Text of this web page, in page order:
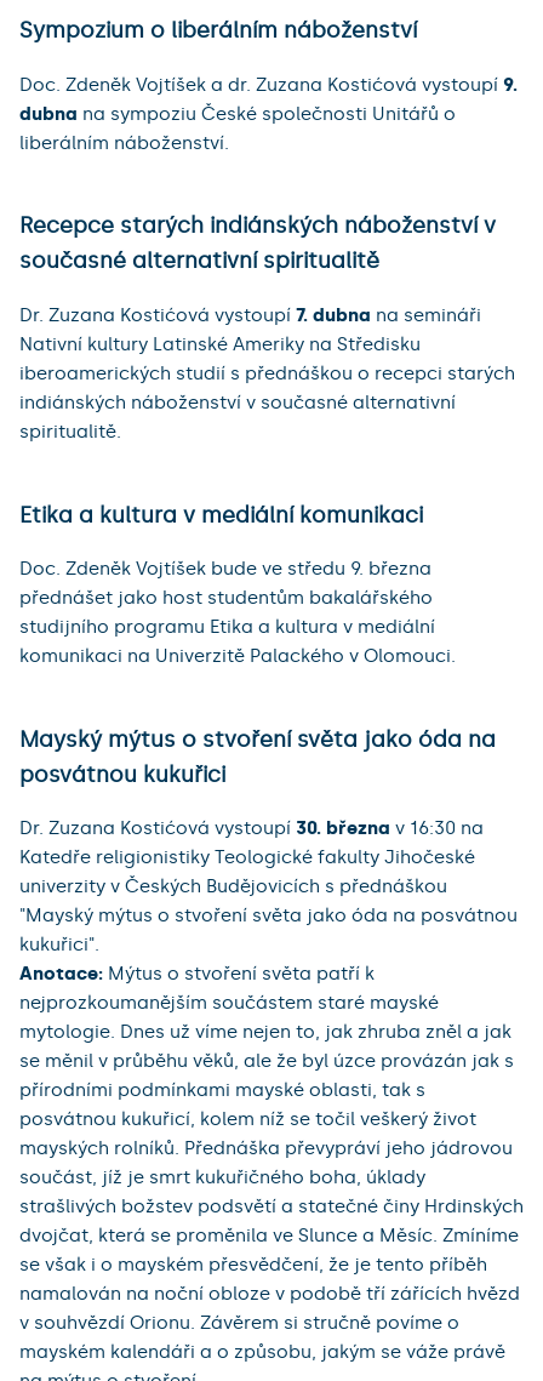
Sympozium o liberálním náboženství
Doc. Zdeněk Vojtíšek a dr. Zuzana Kostićová vystoupí 9.
dubna na sympoziu České společnosti Unitářů o
liberálním náboženství.
Recepce starých indiánských náboženství v
současné alternativní spiritualitě
Dr. Zuzana Kostićová vystoupí 7. dubna na semináři
Nativní kultury Latinské Ameriky na Středisku
iberoamerických studií s přednáškou o recepci starých
indiánských náboženství v současné alternativní
spiritualitě.
Etika a kultura v mediální komunikaci
Doc. Zdeněk Vojtíšek bude ve středu 9. března
přednášet jako host studentům bakalářského
studijního programu Etika a kultura v mediální
komunikaci na Univerzitě Palackého v Olomouci.
Mayský mýtus o stvoření světa jako óda na
posvátnou kukuřici
Dr. Zuzana Kostićová vystoupí 30. března v 16:30 na
Katedře religionistiky Teologické fakulty Jihočeské
univerzity v Českých Budějovicích s přednáškou
"Mayský mýtus o stvoření světa jako óda na posvátnou
kukuřici".
Anotace: Mýtus o stvoření světa patří k
nejprozkoumanějším součástem staré mayské
mytologie. Dnes už víme nejen to, jak zhruba zněl a jak
se měnil v průběhu věků, ale že byl úzce provázán jak s
přírodními podmínkami mayské oblasti, tak s
posvátnou kukuřicí, kolem níž se točil veškerý život
mayských rolníků. Přednáška převypráví jeho jádrovou
součást, jíž je smrt kukuřičného boha, úklady
strašlivých božstev podsvětí a statečné činy Hrdinských
dvojčat, která se proměnila ve Slunce a Měsíc. Zmíníme
se však i o mayském přesvědčení, že je tento příběh
namalován na noční obloze v podobě tří zářících hvězd
v souhvězdí Orionu. Závěrem si stručně povíme o
mayském kalendáři a o způsobu, jakým se váže právě